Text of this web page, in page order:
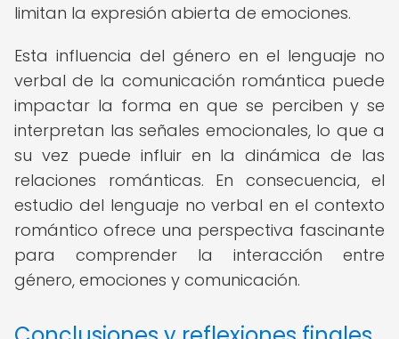
limitan la expresión abierta de emociones.
Esta influencia del género en el lenguaje no
verbal de la comunicación romántica puede
impactar la forma en que se perciben y se
interpretan las señales emocionales, lo que a
su vez puede influir en la dinámica de las
relaciones románticas. En consecuencia, el
estudio del lenguaje no verbal en el contexto
romántico ofrece una perspectiva fascinante
para comprender la interacción entre
género, emociones y comunicación.